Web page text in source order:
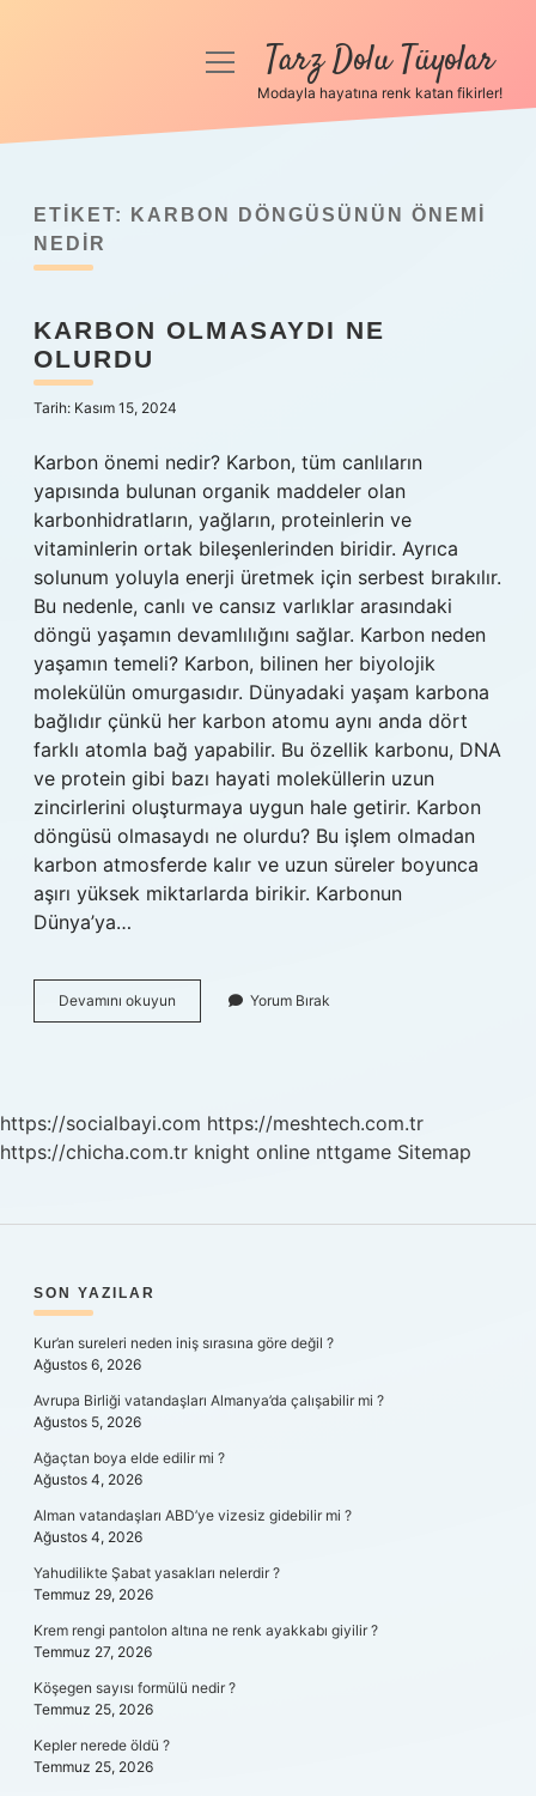
Anasayfa
Yasal Uyarı
menüyüTarz Dolu Tüyolar
Modayla hayatına renk katan fikirler!
ETIKET:
KARBON DÖNGÜSÜNÜN ÖNEMI
NEDIR
KARBON OLMASAYDI NE
OLURDU
Tarih: Kasım 15, 2024
Karbon önemi nedir? Karbon, tüm canlıların
yapısında bulunan organik maddeler olan
karbonhidratların, yağların, proteinlerin ve
vitaminlerin ortak bileşenlerinden biridir. Ayrıca
solunum yoluyla enerji üretmek için serbest bırakılır.
Bu nedenle, canlı ve cansız varlıklar arasındaki
döngü yaşamın devamlılığını sağlar. Karbon neden
yaşamın temeli? Karbon, bilinen her biyolojik
molekülün omurgasıdır. Dünyadaki yaşam karbona
bağlıdır çünkü her karbon atomu aynı anda dört
farklı atomla bağ yapabilir. Bu özellik karbonu, DNA
ve protein gibi bazı hayati moleküllerin uzun
zincirlerini oluşturmaya uygun hale getirir. Karbon
döngüsü olmasaydı ne olurdu? Bu işlem olmadan
karbon atmosferde kalır ve uzun süreler boyunca
aşırı yüksek miktarlarda birikir. Karbonun
Dünya’ya…
Devamını okuyun
Olmasaydı
Yorum Bırak
https://socialbayi.com https://meshtech.com.tr
https://chicha.com.tr knight online nttgame Sitemap
SIDEBAR
SON YAZILAR
Kur’an sureleri neden iniş sırasına göre değil ?
Ağustos 6, 2026
Avrupa Birliği vatandaşları Almanya’da çalışabilir mi ?
Ağustos 5, 2026
Ağaçtan boya elde edilir mi ?
Ağustos 4, 2026
Alman vatandaşları ABD’ye vizesiz gidebilir mi ?
Ağustos 4, 2026
Yahudilikte Şabat yasakları nelerdir ?
Temmuz 29, 2026
Krem rengi pantolon altına ne renk ayakkabı giyilir ?
Temmuz 27, 2026
Köşegen sayısı formülü nedir ?
Temmuz 25, 2026
Kepler nerede öldü ?
Temmuz 25, 2026